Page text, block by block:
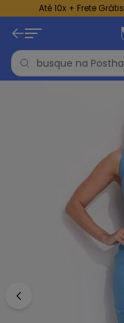
Até 10x + Frete